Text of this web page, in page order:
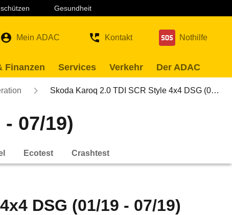
Gesundheit
Mein ADAC Kontakt Nothilfe
Finanzen Services Verkehr Der ADAC
Skoda Karoq 2.0 TDI SCR Style 4x4 DSG (0…
07/19)
Ecotest Crashtest
DSG (01/19 - 07/19)